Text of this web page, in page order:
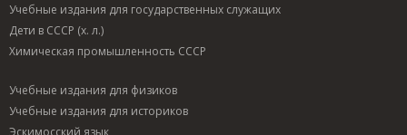
Учебные издания для государственных служащих
Дети в СССР (х. л.)
Химическая промышленность СССР
Учебные издания для физиков
Учебные издания для историков
Эскимосский язык